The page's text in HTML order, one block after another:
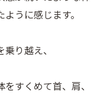
うに感じます。
り越え、
すくめて首、肩、